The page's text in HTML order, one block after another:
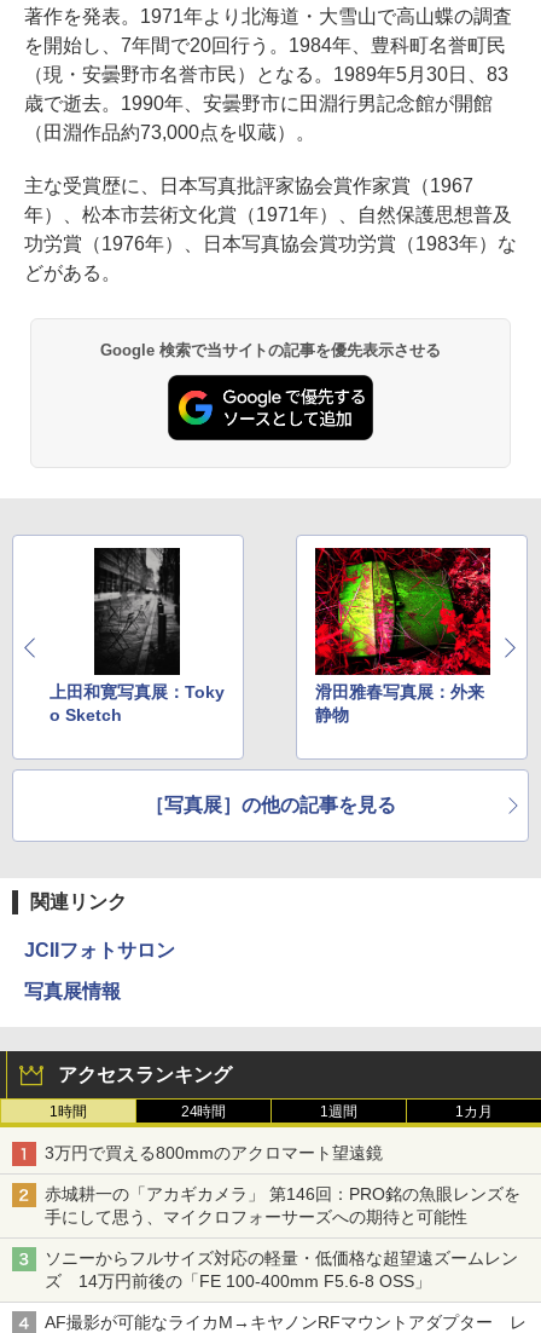
著作を発表。1971年より北海道・大雪山で高山蝶の調査
を開始し、7年間で20回行う。1984年、豊科町名誉町民
（現・安曇野市名誉市民）となる。1989年5月30日、83
歳で逝去。1990年、安曇野市に田淵行男記念館が開館
（田淵作品約73,000点を収蔵）。
主な受賞歴に、日本写真批評家協会賞作家賞（1967
年）、松本市芸術文化賞（1971年）、自然保護思想普及
功労賞（1976年）、日本写真協会賞功労賞（1983年）な
どがある。
Google 検索で当サイトの記事を優先表示させる
上田和寛写真展：Toky
o Sketch
滑田雅春写真展：外来
静物
［写真展］の他の記事を見る
関連リンク
JCIIフォトサロン
写真展情報
アクセスランキング
1時間 24時間 1週間 1カ月
3万円で買える800mmのアクロマート望遠鏡
赤城耕一の「アカギカメラ」 第146回：PRO銘の魚眼レンズを
手にして思う、マイクロフォーサーズへの期待と可能性
ソニーからフルサイズ対応の軽量・低価格な超望遠ズームレン
ズ 14万円前後の「FE 100-400mm F5.6-8 OSS」
AF撮影が可能なライカM→キヤノンRFマウントアダプター レ